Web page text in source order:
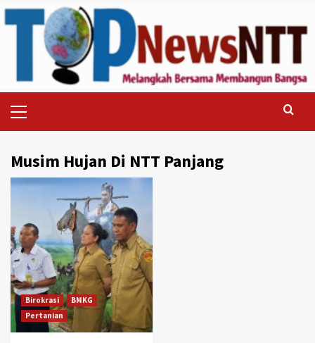
Skip
to
Menu
Musim Hujan Di NTT Panjang
Birokrasi
BMKG
Pertanian